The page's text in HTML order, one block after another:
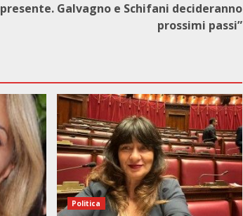
presente. Galvagno e Schifani decideranno
prossimi passi”
Politica